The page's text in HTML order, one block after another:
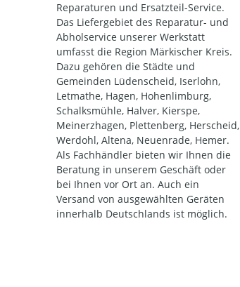
Reparaturen und Ersatzteil-Service.
Das Liefergebiet des Reparatur- und
Abholservice unserer Werkstatt
umfasst die Region Märkischer Kreis.
Dazu gehören die Städte und
Gemeinden Lüdenscheid, Iserlohn,
Letmathe, Hagen, Hohenlimburg,
Schalksmühle, Halver, Kierspe,
Meinerzhagen, Plettenberg, Herscheid,
Werdohl, Altena, Neuenrade, Hemer.
Als Fachhändler bieten wir Ihnen die
Beratung in unserem Geschäft oder
bei Ihnen vor Ort an. Auch ein
Versand von ausgewählten Geräten
innerhalb Deutschlands ist möglich.